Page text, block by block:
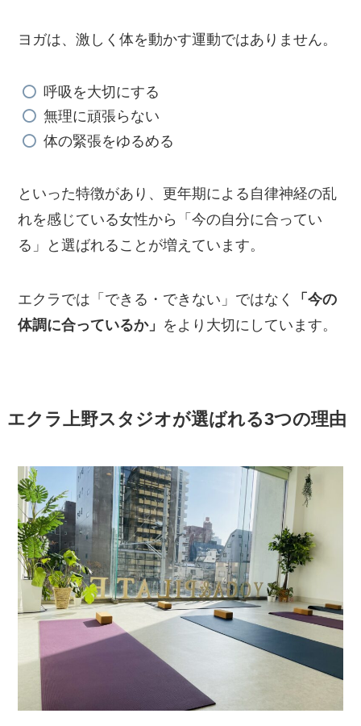
ヨガは、激しく体を動かす運動ではありません。
呼吸を大切にする
無理に頑張らない
体の緊張をゆるめる
といった特徴があり、更年期による自律神経の乱
れを感じている女性から「今の自分に合ってい
る」と選ばれることが増えています。
エクラでは「できる・できない」ではなく
「今の
体調に合っているか」 をより大切にしています。
エクラ上野スタジオが選ばれる3つの理由